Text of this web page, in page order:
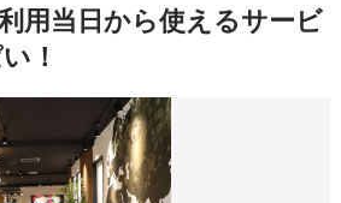
用当日から使えるサービ
！